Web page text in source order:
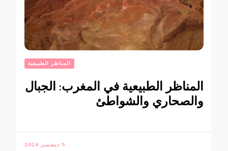
المناظر الطبيعية
المناظر الطبيعية في المغرب: الجبال
والصحاري والشواطئ
5 ديسمبر 2024